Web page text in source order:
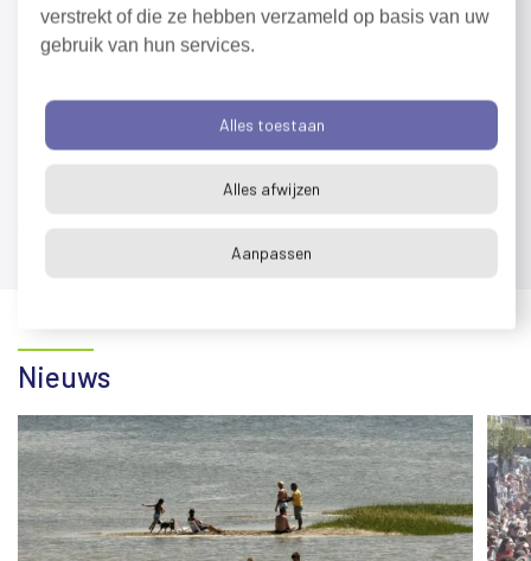
verstrekt of die ze hebben verzameld op basis van uw
gebruik van hun services.
Alles toestaan
Alles afwijzen
Aanpassen
Deel dit bericht:
Facebook
X
LinkedIn
Terug naar overzicht
Nieuws